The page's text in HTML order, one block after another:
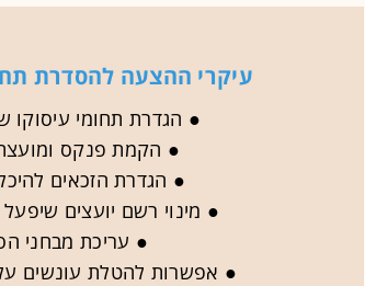
עיקרי ההצעה להסדרת
● הגדרת תחומי עיסוקו
● הקמת פנקס
● הגדרת הזכאים
● מינוי רשם יועצים
● עריכת מבחני
● אפשרות להטלת עונשים